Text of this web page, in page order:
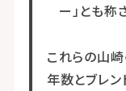
ー」とも称
これらの山
年数とブレ